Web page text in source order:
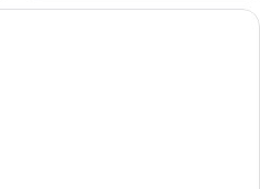
ห้องบิสซิเนสดับเบิล | ตู้นิรภัยในห้องพัก